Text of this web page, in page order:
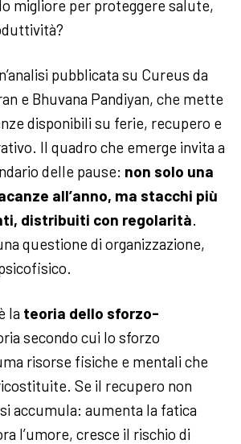
migliore per proteggere salute,
pubblicata su Cureus da
e Bhuvana Pandiyan, che mette
disponibili su ferie, recupero e
Il quadro che emerge invita a
delle pause: non solo una
all’anno, ma stacchi più
distribuiti con regolarità.
questione di organizzazione,
la teoria dello sforzo-
secondo cui lo sforzo
risorse fisiche e mentali che
Se il recupero non
accumula: aumenta la fatica
l’umore, cresce il rischio di